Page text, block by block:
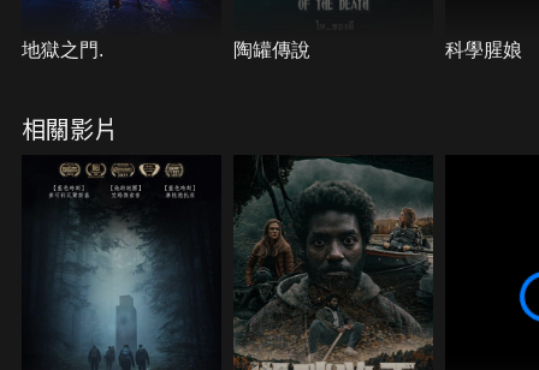
地獄之門. 陶罐傳說 科學腥娘
相關影片